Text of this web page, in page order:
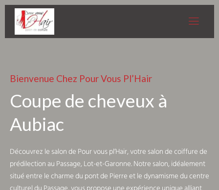
Bienvenue Chez Pour Vous Pl’Hair
Coupe de cheveux à
Aubiac
Découvrez le salon de Pour vous pl’Hair, votre salon de coiffure de
prédilection au Passage, Lot-et-Garonne. Notre salon, idéalement
situé entre le charme du pont de Pierre et le dynamisme du centre